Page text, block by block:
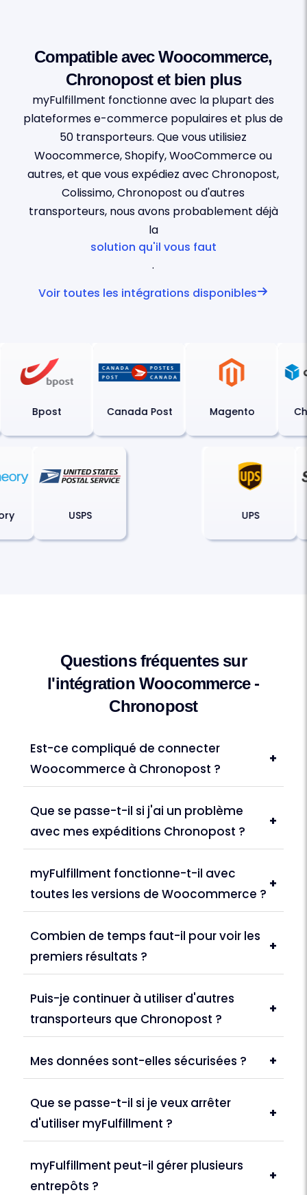
Compatible avec Woocommerce,
Chronopost et bien plus
myFulfillment fonctionne avec la plupart des
plateformes e-commerce populaires et plus de
50 transporteurs. Que vous utilisiez
Woocommerce, Shopify, WooCommerce ou
autres, et que vous expédiez avec Chronopost,
Colissimo, Chronopost ou d'autres
transporteurs, nous avons probablement déjà
la
solution qu'il vous faut
.
Voir toutes les intégrations disponibles
Bpost Canada Post Magento
USPS UPS
Questions fréquentes sur
l'intégration Woocommerce -
Chronopost
Est-ce compliqué de connecter
Woocommerce à Chronopost ?
+
Que se passe-t-il si j'ai un problème
avec mes expéditions Chronopost ?
+
myFulfillment fonctionne-t-il avec
toutes les versions de Woocommerce ?
+
Combien de temps faut-il pour voir les
premiers résultats ?
+
Puis-je continuer à utiliser d'autres
transporteurs que Chronopost ?
+
Mes données sont-elles sécurisées ? +
Que se passe-t-il si je veux arrêter
d'utiliser myFulfillment ?
+
myFulfillment peut-il gérer plusieurs
entrepôts ?
+